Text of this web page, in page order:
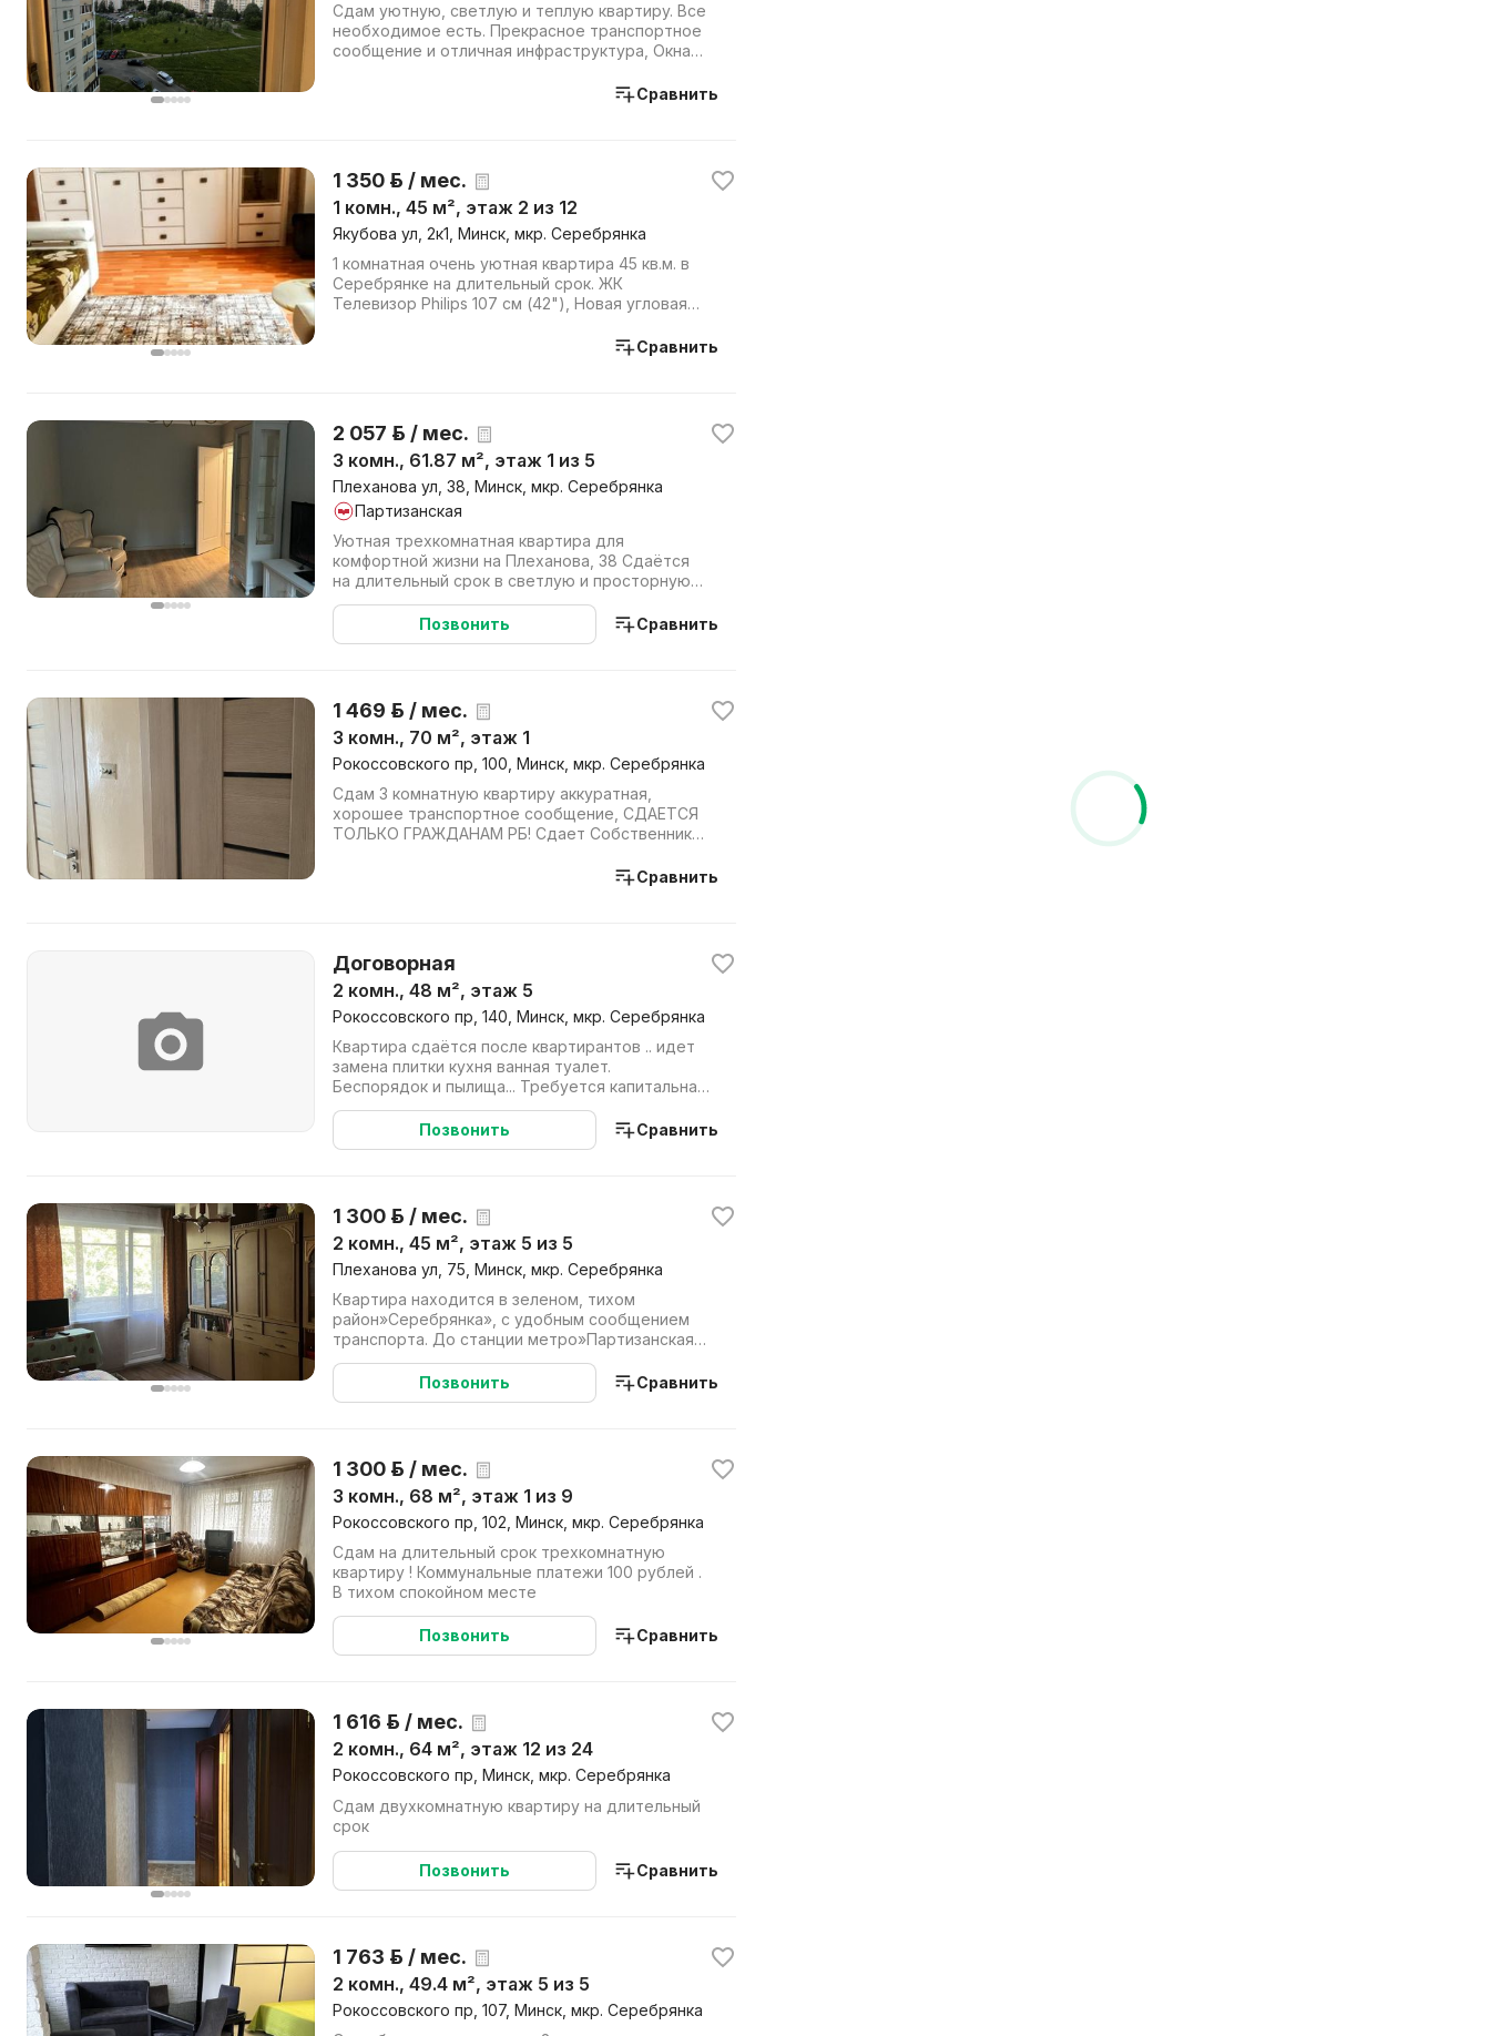
Сдам уютную, светлую и теплую квартиру. Все
необходимое есть. Прекрасное транспортное
сообщение и отличная инфраструктура, Окна
Сравнить
1 350 р. / мес.
1 комн., 45 м², этаж 2 из 12
Якубова ул, 2к1, Минск, мкр. Серебрянка
1 комнатная очень уютная квартира 45 кв.м. в
Серебрянке на длительный срок. ЖК
Телевизор Philips 107 см (42"), Новая угловая
Сравнить
2 057 р. / мес.
3 комн., 61.87 м², этаж 1 из 5
Плеханова ул, 38, Минск, мкр. Серебрянка
Партизанская
Уютная трехкомнатная квартира для
комфортной жизни на Плеханова, 38 Сдаётся
на длительный срок в светлую и просторную
квартиру. Здесь всё продумано д...
Позвонить
Сравнить
1 469 р. / мес.
3 комн., 70 м², этаж 1
Рокоссовского пр, 100, Минск, мкр. Серебрянка
Сдам 3 комнатную квартиру аккуратная,
хорошее транспортное сообщение, СДАЕТСЯ
ТОЛЬКО ГРАЖДАНАМ РБ! Сдает Собственник
Сравнить
Договорная
2 комн., 48 м², этаж 5
Рокоссовского пр, 140, Минск, мкр. Серебрянка
Квартира сдаётся после квартирантов .. идет
замена плитки кухня ванная туалет.
Беспорядок и пылища... Требуется капитальная
уборка...
Позвонить
Сравнить
1 300 р. / мес.
2 комн., 45 м², этаж 5 из 5
Плеханова ул, 75, Минск, мкр. Серебрянка
Квартира находится в зеленом, тихом
район»Серебрянка», с удобным сообщением
транспорта. До станции метро»Партизанская»
3 остановки.Квартира аккуратная...
Позвонить
Сравнить
1 300 р. / мес.
3 комн., 68 м², этаж 1 из 9
Рокоссовского пр, 102, Минск, мкр. Серебрянка
Сдам на длительный срок трехкомнатную
квартиру ! Коммунальные платежи 100 рублей .
В тихом спокойном месте
Позвонить Сравнить
1 616 р. / мес.
2 комн., 64 м², этаж 12 из 24
Рокоссовского пр, Минск, мкр. Серебрянка
Сдам двухкомнатную квартиру на длительный
срок
Позвонить Сравнить
1 763 р. / мес.
2 комн., 49.4 м², этаж 5 из 5
Рокоссовского пр, 107, Минск, мкр. Серебрянка